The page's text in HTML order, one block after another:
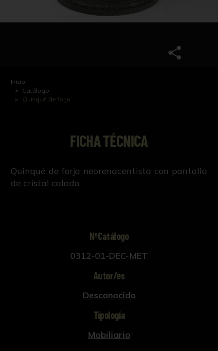
Inicio
Catálogo
Quinqué de forja
FICHA TÉCNICA
Quinqué de forja neorenacentista con pantalla
de cristal calado.
NºCatálogo
0312-01-DEC-MET
Autor/es
Desconocido
Tipología
Mobiliario